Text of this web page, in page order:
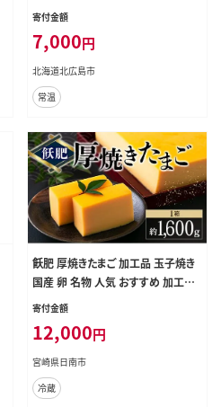
寄付金額
7,000円
北海道北広島市
常温
飫肥 厚焼きたまご 加工品 玉子焼き
国産 卵 名物 人気 おすすめ 加工食
品 郷土料理 和食 惣菜 お弁当 デザ
贈り物 プレゼント お祝 おすそ分け
お取り寄せ グルメ 宮崎県 日南市 送
料無料_BB172-26
寄付金額
12,000円
宮崎県日南市
冷蔵